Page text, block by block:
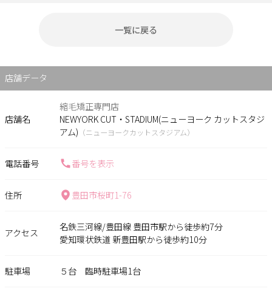
一覧に戻る
店舗データ
店舗名
縮毛矯正専門店
NEWYORK CUT・STADIUM(ニューヨーク カットスタジ
アム) （ニューヨークカットスタジアム）
電話番号 番号を表示
住所 豊田市桜町1-76
アクセス
名鉄三河線/豊田線 豊田市駅から徒歩約7分
愛知環状鉄道 新豊田駅から徒歩約10分
駐車場 ５台 臨時駐車場1台